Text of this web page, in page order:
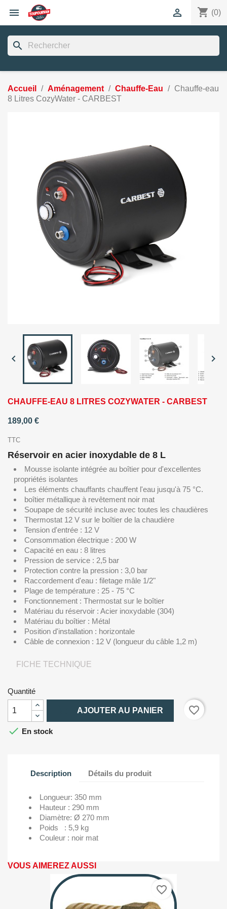
 shopping_cart (0)

search
Accueil Aménagement Chauffe-Eau
Chauffe-eau
8 Litres CozyWater - CARBEST
 
CHAUFFE-EAU 8 LITRES COZYWATER - CARBEST
189,00 €
TTC
Réservoir en acier inoxydable de 8 L
Mousse isolante intégrée au boîtier pour d'excellentes
propriétés isolantes
Les éléments chauffants chauffent l'eau jusqu'à 75 °C.
boîtier métallique à revêtement noir mat
Soupape de sécurité incluse avec toutes les chaudières
Thermostat 12 V sur le boîtier de la chaudière
Tension d'entrée : 12 V
Consommation électrique : 200 W
Capacité en eau : 8 litres
Pression de service : 2,5 bar
Protection contre la pression : 3,0 bar
Raccordement d'eau : filetage mâle 1/2"
Plage de température : 25 - 75 °C
Fonctionnement : Thermostat sur le boîtier
Matériau du réservoir : Acier inoxydable (304)
Matériau du boîtier : Métal
Position d'installation : horizontale
Câble de connexion : 12 V (longueur du câble 1,2 m)
FICHE TECHNIQUE
Quantité
AJOUTER AU PANIER
favorite_border
 En stock
Description Détails du produit
Longueur: 350 mm
Hauteur : 290 mm
Diamètre: Ø 270 mm
Poids : 5,9 kg
Couleur : noir mat
VOUS AIMEREZ AUSSI
favorite_border